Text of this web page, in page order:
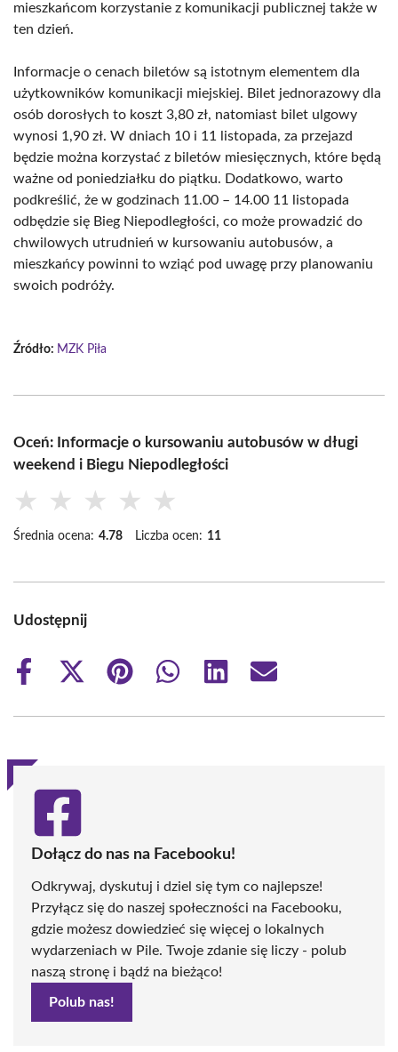
mieszkańcom korzystanie z komunikacji publicznej także w
ten dzień.
Informacje o cenach biletów są istotnym elementem dla
użytkowników komunikacji miejskiej. Bilet jednorazowy dla
osób dorosłych to koszt 3,80 zł, natomiast bilet ulgowy
wynosi 1,90 zł. W dniach 10 i 11 listopada, za przejazd
będzie można korzystać z biletów miesięcznych, które będą
ważne od poniedziałku do piątku. Dodatkowo, warto
podkreślić, że w godzinach 11.00 – 14.00 11 listopada
odbędzie się Bieg Niepodległości, co może prowadzić do
chwilowych utrudnień w kursowaniu autobusów, a
mieszkańcy powinni to wziąć pod uwagę przy planowaniu
swoich podróży.
Źródło: MZK Piła
Oceń: Informacje o kursowaniu autobusów w długi
weekend i Biegu Niepodległości
★ ★ ★ ★ ★
Średnia ocena: 4.78 Liczba ocen: 11
Udostępnij
Share
Share
(Twitter)
Share
Share
Share
Share
Dołącz do nas na Facebooku!
Odkrywaj, dyskutuj i dziel się tym co najlepsze!
Przyłącz się do naszej społeczności na Facebooku,
gdzie możesz dowiedzieć się więcej o lokalnych
wydarzeniach w Pile. Twoje zdanie się liczy - polub
naszą stronę i bądź na bieżąco!
Polub nas!